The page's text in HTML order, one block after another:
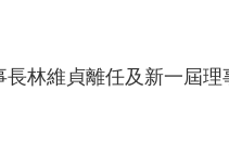
長林維貞離任及新一屆理